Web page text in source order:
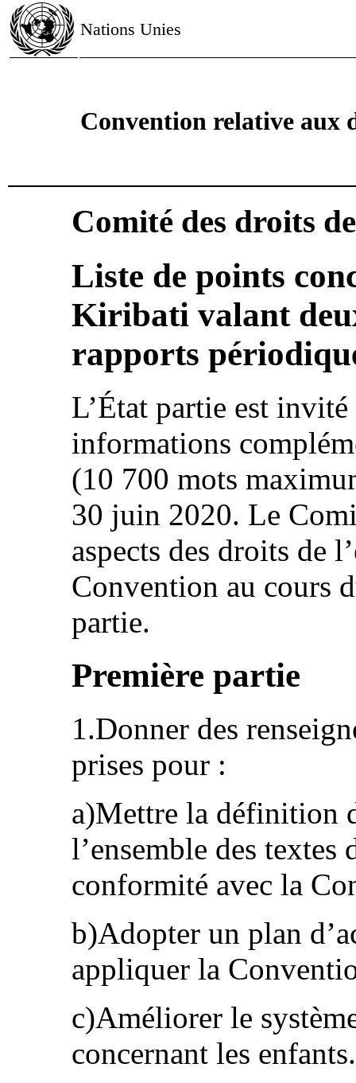
Nations Unies
Convention relative aux
Comité des droits
Liste de points
Kiribati valant
rapports
L’État partie est
informations
(10 700 mots
30 juin 2020. Le
aspects des droits de
Convention au cours
partie.
Première partie
1.Donner des
prises pour :
a)Mettre la définition
l’ensemble des
conformité avec la
b)Adopter un plan
appliquer la
c)Améliorer le
concernant les enfants.